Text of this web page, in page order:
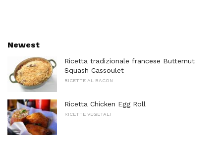
Newest
Ricetta tradizionale francese Butternut
Squash Cassoulet
RICETTE AL BACON
Ricetta Chicken Egg Roll
RICETTE VEGETALI